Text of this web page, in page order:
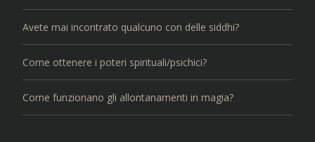
Avete mai incontrato qualcuno con delle siddhi?
Come ottenere i poteri spirituali/psichici?
Come funzionano gli allontanamenti in magia?